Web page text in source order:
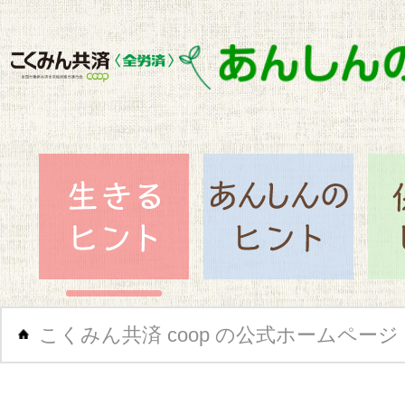
閉
生きるヒントあ
こくみん共済 coop の公式ホームページ